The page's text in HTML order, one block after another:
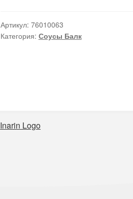
Артикул: 76010063
Категория: Соусы Балк